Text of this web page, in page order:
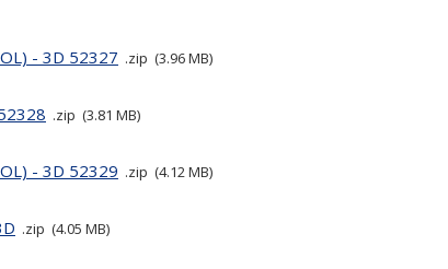
- 3D 52327 zip 3.96 MB
zip 3.81 MB
- 3D 52329 zip 4.12 MB
zip 4.05 MB